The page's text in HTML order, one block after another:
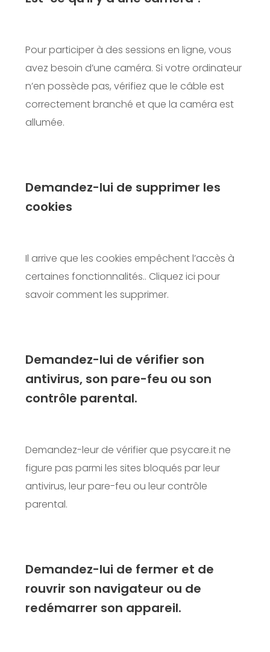
Pour participer à des sessions en ligne, vous
avez besoin d’une caméra. Si votre ordinateur
n’en possède pas, vérifiez que le câble est
correctement branché et que la caméra est
allumée.
Demandez-lui de supprimer les
cookies
Il arrive que les cookies empêchent l’accès à
certaines fonctionnalités.. Cliquez ici pour
savoir comment les supprimer.
Demandez-lui de vérifier son
antivirus, son pare-feu ou son
contrôle parental.
Demandez-leur de vérifier que psycare.it ne
figure pas parmi les sites bloqués par leur
antivirus, leur pare-feu ou leur contrôle
parental.
Demandez-lui de fermer et de
rouvrir son navigateur ou de
redémarrer son appareil.